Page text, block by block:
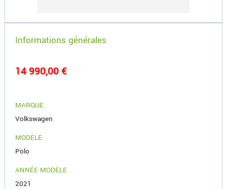
Informations générales
14 990,00 €
MARQUE
Volkswagen
MODÈLE
Polo
ANNÉE MODÈLE
2021